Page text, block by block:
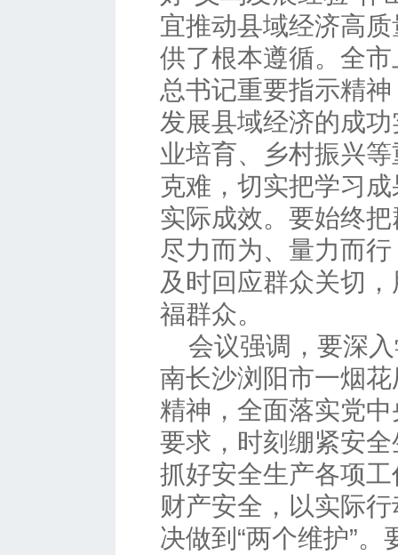
宜推动县域经济高
供了根本遵循。全
总书记重要指示精
发展县域经济的成
业培育、乡村振兴
克难，切实把学习
实际成效。要始终
尽力而为、量力而
及时回应群众关切
福群众。
会议强调，要深
南长沙浏阳市一烟
精神，全面落实党
要求，时刻绷紧安
抓好安全生产各项
财产安全，以实际
决做到“两个维护”